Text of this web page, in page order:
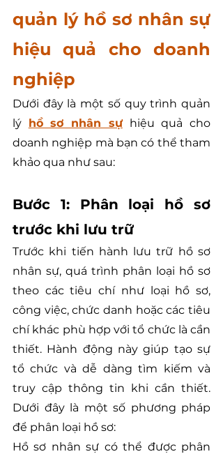
quản lý hồ sơ nhân sự
hiệu quả cho doanh
nghiệp
Dưới đây là một số quy trình quản
lý hồ sơ nhân sự hiệu quả cho
doanh nghiệp mà bạn có thể tham
khảo qua như sau:
Bước 1: Phân loại hồ sơ
trước khi lưu trữ
Trước khi tiến hành lưu trữ hồ sơ
nhân sự, quá trình phân loại hồ sơ
theo các tiêu chí như loại hồ sơ,
công việc, chức danh hoặc các tiêu
chí khác phù hợp với tổ chức là cần
thiết. Hành động này giúp tạo sự
tổ chức và dễ dàng tìm kiếm và
truy cập thông tin khi cần thiết.
Dưới đây là một số phương pháp
để phân loại hồ sơ:
Hồ sơ nhân sự có thể được phân